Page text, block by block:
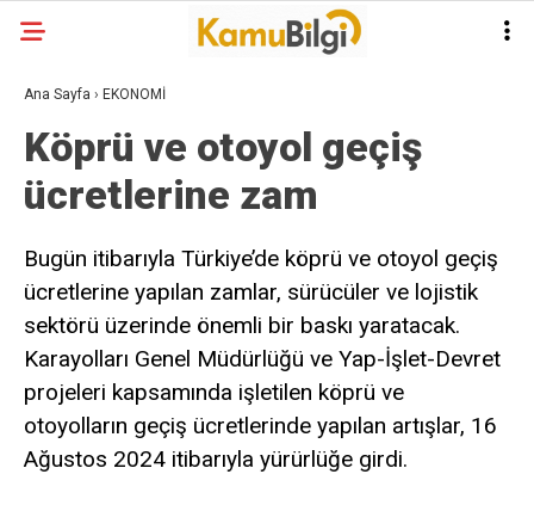
Ana Sayfa › EKONOMİ
Köprü ve otoyol geçiş
ücretlerine zam
Bugün itibarıyla Türkiye’de köprü ve otoyol geçiş
ücretlerine yapılan zamlar, sürücüler ve lojistik
sektörü üzerinde önemli bir baskı yaratacak.
Karayolları Genel Müdürlüğü ve Yap-İşlet-Devret
projeleri kapsamında işletilen köprü ve
otoyolların geçiş ücretlerinde yapılan artışlar, 16
Ağustos 2024 itibarıyla yürürlüğe girdi.